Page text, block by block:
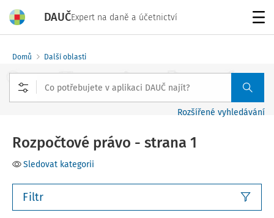
DAUČExpert na daně a účetnictví
Domů Další oblasti
Rozšířené vyhledávání
Rozpočtové právo - strana 1
Sledovat kategorii
Filtr